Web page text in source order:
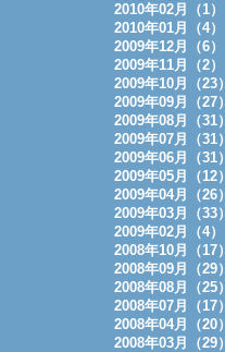
2010年02月（1）
2010年01月（4）
2009年12月（6）
2009年11月（2）
2009年10月（23）
2009年09月（27）
2009年08月（31）
2009年07月（31）
2009年06月（31）
2009年05月（12）
2009年04月（26）
2009年03月（33）
2009年02月（4）
2008年10月（17）
2008年09月（29）
2008年08月（25）
2008年07月（17）
2008年04月（20）
2008年03月（29）